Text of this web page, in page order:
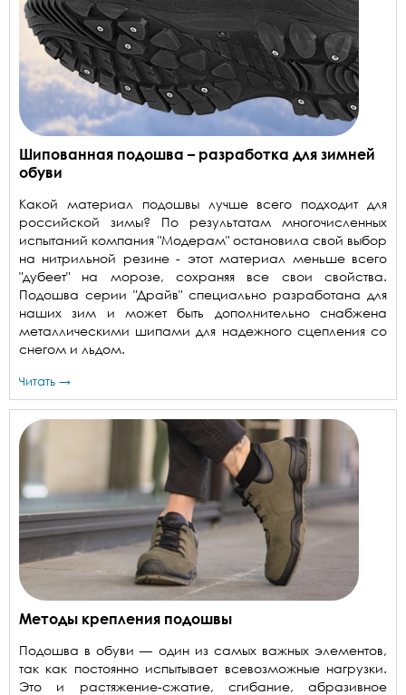
Шипованная подошва – разработка для зимней
обуви
Какой материал подошвы лучше всего подходит для
российской зимы? По результатам многочисленных
испытаний компания "Модерам" остановила свой выбор
на нитрильной резине - этот материал меньше всего
"дубеет" на морозе, сохраняя все свои свойства.
Подошва серии "Драйв" специально разработана для
наших зим и может быть дополнительно снабжена
металлическими шипами для надежного сцепления со
снегом и льдом.
Читать →
Методы крепления подошвы
Подошва в обуви — один из самых важных элементов,
так как постоянно испытывает всевозможные нагрузки.
Это и растяжение-сжатие, сгибание, абразивное